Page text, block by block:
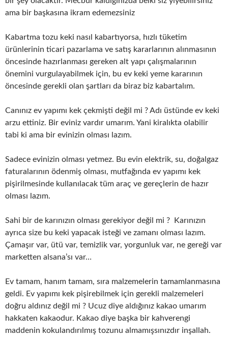
ama bir başkasına ikram edemezsiniz
Kabartma tozu keki nasıl kabartıyorsa, hızlı tüketim
ürünlerinin ticari pazarlama ve satış kararlarının alınmasının
öncesinde hazırlanması gereken alt yapı çalışmalarının
önemini vurgulayabilmek için, bu ev keki yeme kararının
öncesinde gerekli olan şartları da biraz biz kabartalım.
Canınız ev yapımı kek çekmişti değil mi ? Adı üstünde ev keki
arzu ettiniz. Bir eviniz vardır umarım. Yani kiralıkta olabilir
tabi ki ama bir evinizin olması lazım.
Sadece evinizin olması yetmez. Bu evin elektrik, su, doğalgaz
faturalarının ödenmiş olması, mutfağında ev yapımı kek
pişirilmesinde kullanılacak tüm araç ve gereçlerin de hazır
olması lazım.
Sahi bir de karınızın olması gerekiyor değil mi ? Karınızın
ayrıca size bu keki yapacak isteği ve zamanı olması lazım.
Çamaşır var, ütü var, temizlik var, yorgunluk var, ne gereği var
marketten alsana’sı var…
Ev tamam, hanım tamam, sıra malzemelerin tamamlanmasına
geldi. Ev yapımı kek pişirebilmek için gerekli malzemeleri
doğru aldınız değil mi ? Ucuz diye aldığınız kakao umarım
hakkaten kakaodur. Kakao diye başka bir kahverengi
maddenin kokulandırılmış tozunu almamışsınızdır inşallah.